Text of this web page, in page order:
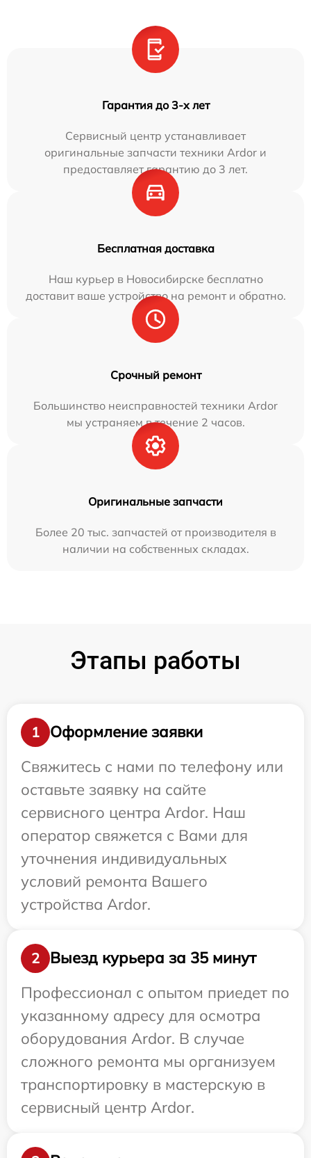
Гарантия до 3-х лет
Сервисный центр устанавливает
оригинальные запчасти техники Ardor и
предоставляет гарантию до 3 лет.
Бесплатная доставка
Наш курьер в Новосибирске бесплатно
доставит ваше устройство на ремонт и обратно.
Срочный ремонт
Большинство неисправностей техники Ardor
мы устраняем в течение 2 часов.
Оригинальные запчасти
Более 20 тыс. запчастей от производителя в
наличии на собственных складах.
Этапы работы
1
Оформление заявки
Свяжитесь с нами по телефону или
оставьте заявку на сайте
сервисного центра Ardor. Наш
оператор свяжется с Вами для
уточнения индивидуальных
условий ремонта Вашего
устройства Ardor.
2
Выезд курьера за 35 минут
Профессионал с опытом приедет по
указанному адресу для осмотра
оборудования Ardor. В случае
сложного ремонта мы организуем
транспортировку в мастерскую в
сервисный центр Ardor.